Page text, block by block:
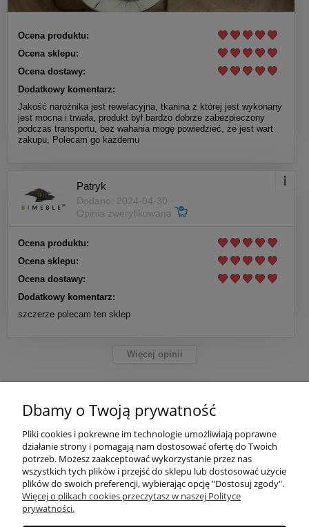
Ocena produktu:
Ocena sklepu:
Ocena dostawy:
Dodatkowy komentarz:
Jakość narożnika jest rewelacyjna, tkanina z której jest wykonany
jest mocna i trwała, produkt był bardzo dobrze zabezpieczony
podczas transportu, bez wahania mogę powiedzieć, że jest wart
zakupu, Polecam go każdemu
Patryk
Dodano: 2024-04-30
Opinia zweryfikowana
Ocena produktu:
Ocena sklepu:
Ocena dostawy:
Dodatkowy komentarz:
szczerze polecam ten sklep
Więcej opinii
POMOC
MOJE KONTO
Dbamy o Twoją prywatność
Pliki cookies i pokrewne im technologie umożliwiają poprawne
działanie strony i pomagają nam dostosować ofertę do Twoich
potrzeb. Możesz zaakceptować wykorzystanie przez nas
wszystkich tych plików i przejść do sklepu lub dostosować użycie
plików do swoich preferencji, wybierając opcję "Dostosuj zgody".
Więcej o plikach cookies przeczytasz w naszej Polityce
prywatności.